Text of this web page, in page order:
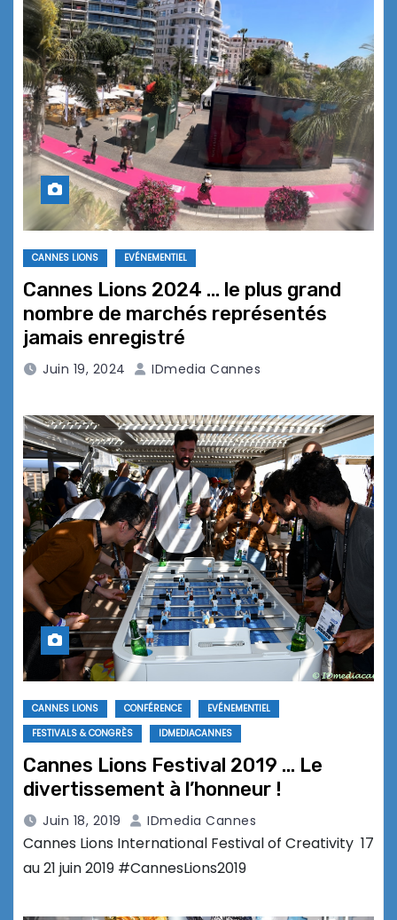
CANNES LIONS EVÉNEMENTIEL
Cannes Lions 2024 … le plus grand
nombre de marchés représentés
jamais enregistré
Juin 19, 2024 IDmedia Cannes
CANNES LIONS CONFÉRENCE
EVÉNEMENTIEL
FESTIVALS & CONGRÈS
IDMEDIACANNES
Cannes Lions Festival 2019 … Le
divertissement à l’honneur !
Juin 18, 2019 IDmedia Cannes
Cannes Lions International Festival of Creativity 17
au 21 juin 2019 #CannesLions2019